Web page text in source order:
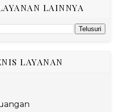
LAINNYA
LAYANAN